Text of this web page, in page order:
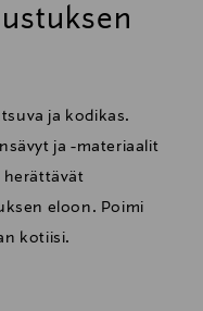
ja kodikas.
ja -materiaalit
herättävät
eloon. Poimi
kotiisi.